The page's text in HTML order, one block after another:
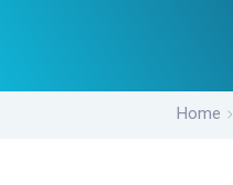
Home